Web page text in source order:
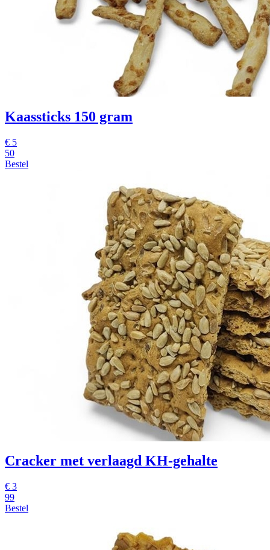
Kaassticks 150 gram
€ 5
50
Bestel
Cracker met verlaagd KH-gehalte
€ 3
99
Bestel